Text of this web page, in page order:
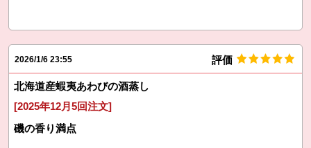
2026/1/6 23:55 評価
北海道産蝦夷あわびの酒蒸し
[2025年12月5回注文]
磯の香り満点